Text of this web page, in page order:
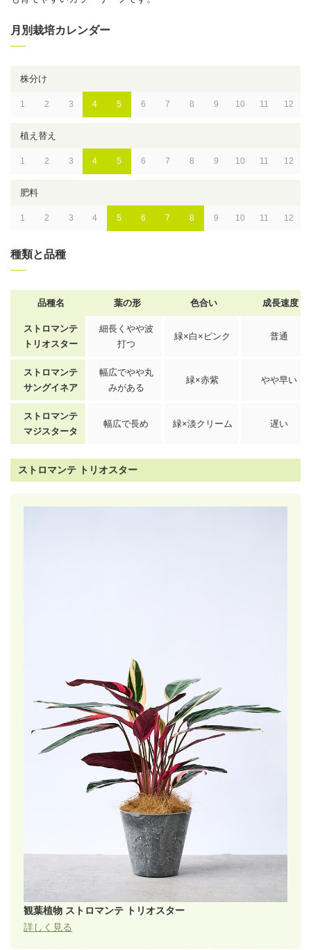
月別栽培カレンダー
株分け
1 2 3 4 5 6 7 8 9 10 11 12
植え替え
1 2 3 4 5 6 7 8 9 10 11 12
肥料
1 2 3 4 5 6 7 8 9 10 11 12
種類と品種
品種名 葉の形 色合い 成長速度
ストロマンテ
トリオスター
細長くやや波
打つ
緑×白×ピンク 普通
ストロマンテ
サングイネア
幅広でやや丸
みがある
緑×赤紫 やや早い
ストロマンテ
マジスタータ
幅広で長め 緑×淡クリーム 遅い
ストロマンテ トリオスター
観葉植物 ストロマンテ トリオスター
詳しく見る